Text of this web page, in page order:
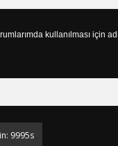
kullanılması için